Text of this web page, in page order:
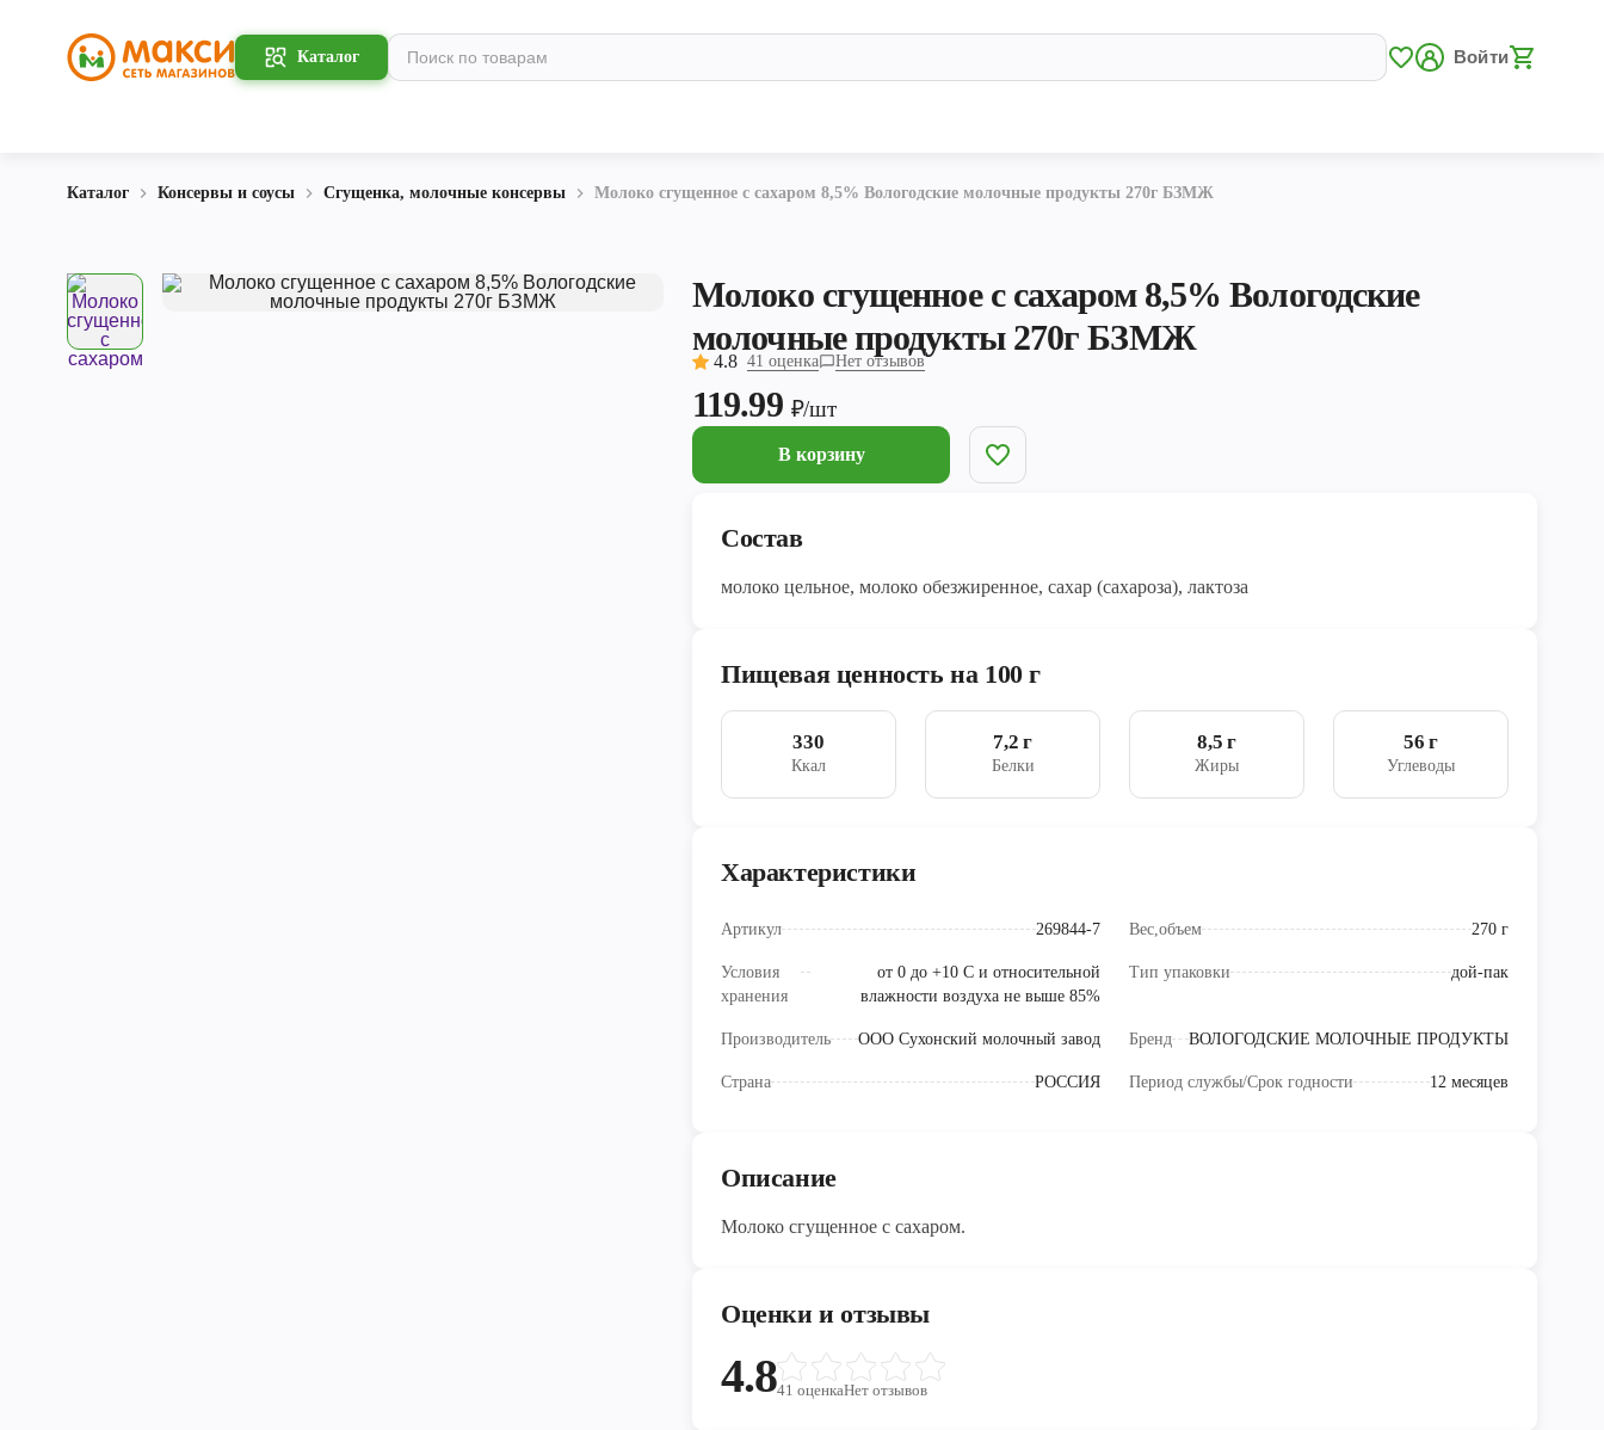
Каталог Войти
Каталог Консервы и соусы Сгущенка, молочные консервы Молоко сгущенное с сахаром 8,5% Вологодские молочные продукты 270г БЗМЖ
Молоко сгущенное с сахаром 8,5% Вологодские
молочные продукты 270г БЗМЖ
4.8 41 оценка Нет отзывов
119.99 ₽/шт
В корзину
Состав
молоко цельное, молоко обезжиренное, сахар (сахароза), лактоза
Пищевая ценность на 100 г
330
Ккал
7,2 г
Белки
8,5 г
Жиры
56 г
Углеводы
Характеристики
Артикул 269844-7 Вес,объем 270 г
Условия
хранения
от 0 до +10 С и относительной
влажности воздуха не выше 85%
Тип упаковки дой-пак
Производитель ООО Сухонский молочный завод Бренд ВОЛОГОДСКИЕ МОЛОЧНЫЕ ПРОДУКТЫ
Страна РОССИЯ Период службы/Срок годности 12 месяцев
Описание
Молоко сгущенное с сахаром.
Оценки и отзывы
4.841 оценкаНет отзывов